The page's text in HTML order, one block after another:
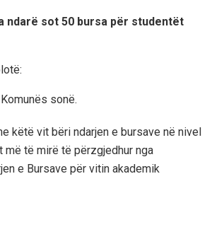
ndarë sot 50 bursa për studentët
sonë.
këtë vit bëri ndarjen e bursave në nivel
më të mirë të përzgjedhur nga
e Bursave për vitin akademik